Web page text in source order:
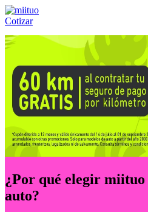
Cotizar
Llámanos al:(55) 84-21-05-00 ó
¿Por qué elegir miituo
auto?